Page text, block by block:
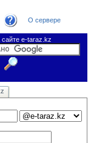
О сервере
e-taraz.kz
в Таразе